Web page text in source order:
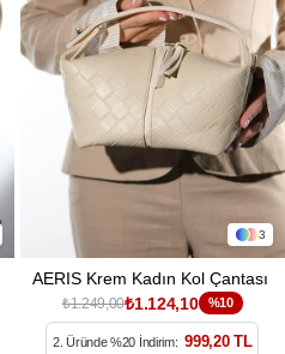
3
AERIS Krem Kadın Kol Çantası
₺1.249,00₺1.124,10 %10
2. Üründe %20 İndirim: 999,20 TL